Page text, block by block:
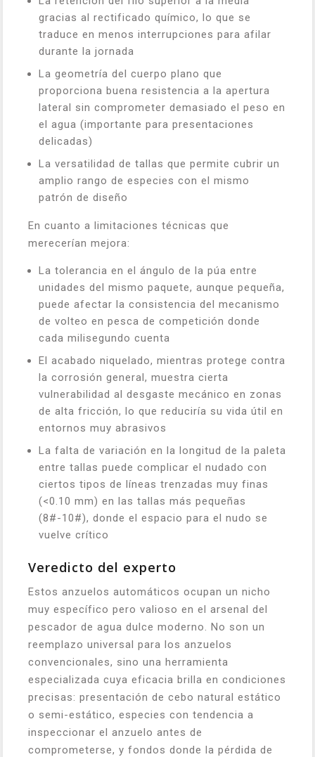
gracias al rectificado químico, lo que se
traduce en menos interrupciones para afilar
durante la jornada
La geometría del cuerpo plano que
proporciona buena resistencia a la apertura
lateral sin comprometer demasiado el peso en
el agua (importante para presentaciones
delicadas)
La versatilidad de tallas que permite cubrir un
amplio rango de especies con el mismo
patrón de diseño
En cuanto a limitaciones técnicas que
merecerían mejora:
La tolerancia en el ángulo de la púa entre
unidades del mismo paquete, aunque pequeña,
puede afectar la consistencia del mecanismo
de volteo en pesca de competición donde
cada milisegundo cuenta
El acabado niquelado, mientras protege contra
la corrosión general, muestra cierta
vulnerabilidad al desgaste mecánico en zonas
de alta fricción, lo que reduciría su vida útil en
entornos muy abrasivos
La falta de variación en la longitud de la paleta
entre tallas puede complicar el nudado con
ciertos tipos de líneas trenzadas muy finas
(<0.10 mm) en las tallas más pequeñas
(8#-10#), donde el espacio para el nudo se
vuelve crítico
Veredicto del experto
Estos anzuelos automáticos ocupan un nicho
muy específico pero valioso en el arsenal del
pescador de agua dulce moderno. No son un
reemplazo universal para los anzuelos
convencionales, sino una herramienta
especializada cuya eficacia brilla en condiciones
precisas: presentación de cebo natural estático
o semi-estático, especies con tendencia a
inspeccionar el anzuelo antes de
comprometerse, y fondos donde la pérdida de